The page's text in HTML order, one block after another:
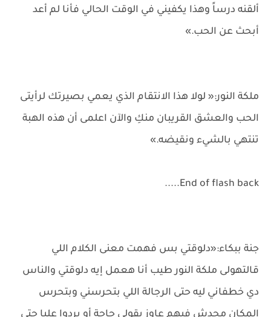
ألقنه درساً وهذا يكفيني في الوقت الحالي فأنا لم أعد
أبحث عن الحب.»
ملكة النور:« لولا هذا الانتقام الذي يعمي بصيرتك لرأيتى
الحب والعشق القريبان منكِ والآن اعلمى أن هذه الهبة
تنتهي بالشيء ونقيضه.»
End of flash back.....
جنة ببكاء:«دلوقتي بس فهمت معنى الكلام اللي
قالتهولى ملكة النور طيب أنا هعمل إيه دلوقتي والناس
دي خطفاني ليه حتى الرجالة اللي بتحرسني وبتحرس
المكان محدش فيهم عاوز يقولي حاجة أو يردوا عليا حتى